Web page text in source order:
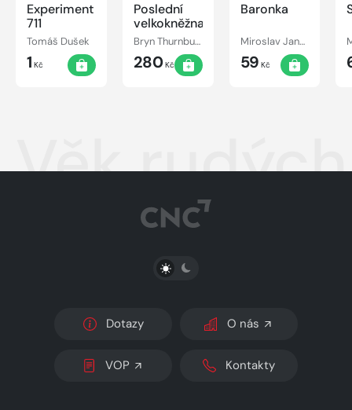
Experiment
711
Tomáš Dušek
1 Kč
Poslední
velkokněžna
Bryn Thurnbullová
280Kč
Baronka
Miroslav Jandovský
59 Kč
Věk
PŘEPNOUT SVĚTLÝ/TMAVÝ REŽIM
Dotazy O nás
VOP Kontakty